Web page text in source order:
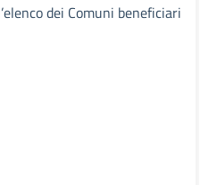
dei Comuni beneficiari